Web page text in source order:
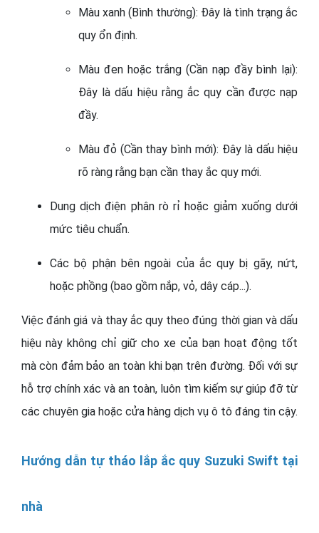
Màu xanh (Bình thường): Đây là tình trạng ắc
quy ổn định.
Màu đen hoặc trắng (Cần nạp đầy bình lại):
Đây là dấu hiệu rằng ắc quy cần được nạp
đầy.
Màu đỏ (Cần thay bình mới): Đây là dấu hiệu
rõ ràng rằng bạn cần thay ắc quy mới.
Dung dịch điện phân rò rỉ hoặc giảm xuống dưới
mức tiêu chuẩn.
Các bộ phận bên ngoài của ắc quy bị gãy, nứt,
hoặc phồng (bao gồm nắp, vỏ, dây cáp...).
Việc đánh giá và thay ắc quy theo đúng thời gian và dấu
hiệu này không chỉ giữ cho xe của bạn hoạt động tốt
mà còn đảm bảo an toàn khi bạn trên đường. Đối với sự
hỗ trợ chính xác và an toàn, luôn tìm kiếm sự giúp đỡ từ
các chuyên gia hoặc cửa hàng dịch vụ ô tô đáng tin cậy.
Hướng dẫn tự tháo lắp ắc quy Suzuki Swift tại
nhà